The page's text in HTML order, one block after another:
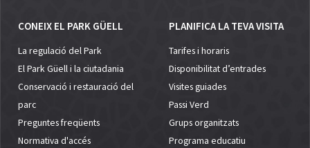
CONEIX EL PARK GÜELL
La regulació del Park
El Park Güell i la ciutadania
Conservació i restauració del
parc
Preguntes freqüents
Normativa d'accés
PLANIFICA LA TEVA VISITA
Tarifes i horaris
Disponibilitat d’entrades
Visites guiades
Passi Verd
Grups organitzats
Programa educatiu